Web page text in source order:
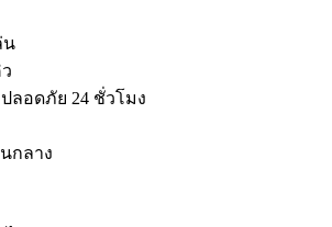
น
ลอดภัย 24 ชั่วโมง
กลาง